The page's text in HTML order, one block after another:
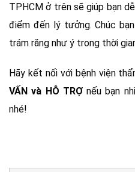
TPHCM ở trên sẽ giúp bạn
điểm đến lý tưởng. Chúc
trám răng như ý trong thời
Hãy kết nối với bệnh viện
VẤN và HỖ TRỢnếu bạn
nhé!